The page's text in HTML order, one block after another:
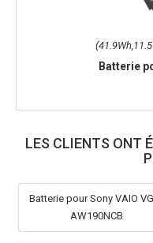
Batterie
LES CLIENTS ONT
Batterie pour Sony VAIO
AW190NCB